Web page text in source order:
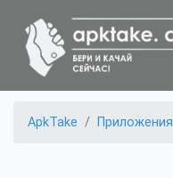
ApkTake Приложения